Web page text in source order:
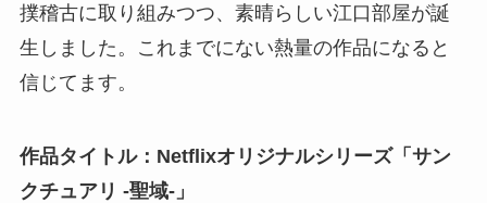
撲稽古に取り組みつつ、素晴らしい江口部屋が誕
生しました。これまでにない熱量の作品になると
信じてます。
作品タイトル：Netflixオリジナルシリーズ「サン
クチュアリ -聖域-」